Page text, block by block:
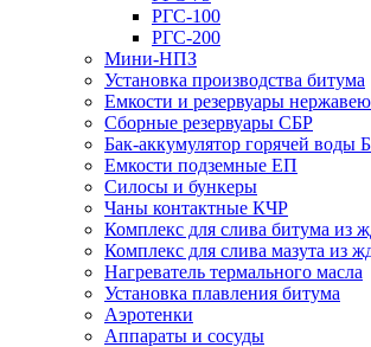
РГС-100
РГС-200
Мини-НПЗ
Установка производства битума
Емкости и резервуары
Сборные резервуары СБР
Бак-аккумулятор горячей воды
Емкости подземные ЕП
Силосы и бункеры
Чаны контактные КЧР
Комплекс для слива битума из
Комплекс для слива мазута из
Нагреватель термального масла
Установка плавления битума
Аэротенки
Аппараты и сосуды